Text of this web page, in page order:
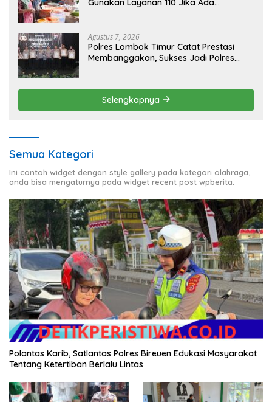
Gunakan Layanan 110 Jika Ada
Agustus 7, 2026
Polres Lombok Timur Catat Prestasi
Membanggakan, Sukses Jadi Polres
Selengkapnya
Semua Kategori
Ini contoh widget dengan style gallery pada kategori olahraga,
anda bisa mengaturnya pada widget recent post wpberita.
Polantas Karib, Satlantas Polres Bireuen Edukasi Masyarakat
Tentang Ketertiban Berlalu Lintas